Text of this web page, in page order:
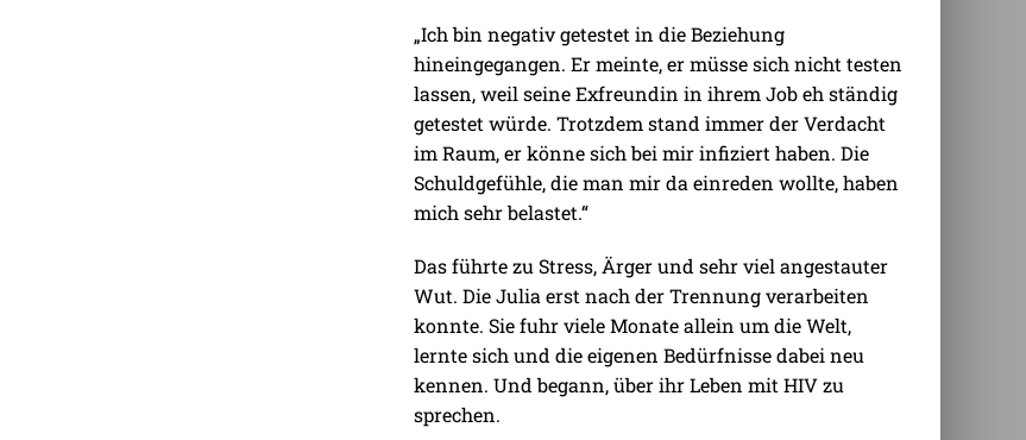
„Ich bin negativ getestet in die Beziehung
hineingegangen. Er meinte, er müsse sich nicht testen
lassen, weil seine Exfreundin in ihrem Job eh ständig
getestet würde. Trotzdem stand immer der Verdacht
im Raum, er könne sich bei mir infiziert haben. Die
Schuldgefühle, die man mir da einreden wollte, haben
mich sehr belastet.“
Das führte zu Stress, Ärger und sehr viel angestauter
Wut. Die Julia erst nach der Trennung verarbeiten
konnte. Sie fuhr viele Monate allein um die Welt,
lernte sich und die eigenen Bedürfnisse dabei neu
kennen. Und begann, über ihr Leben mit HIV zu
sprechen.